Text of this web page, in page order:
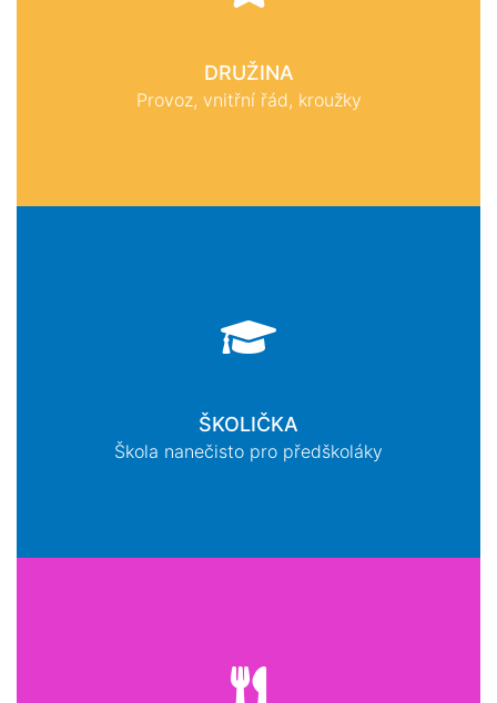
DRUŽINA
Provoz, vnitřní řád, kroužky
ŠKOLIČKA
Škola nanečisto pro předškoláky